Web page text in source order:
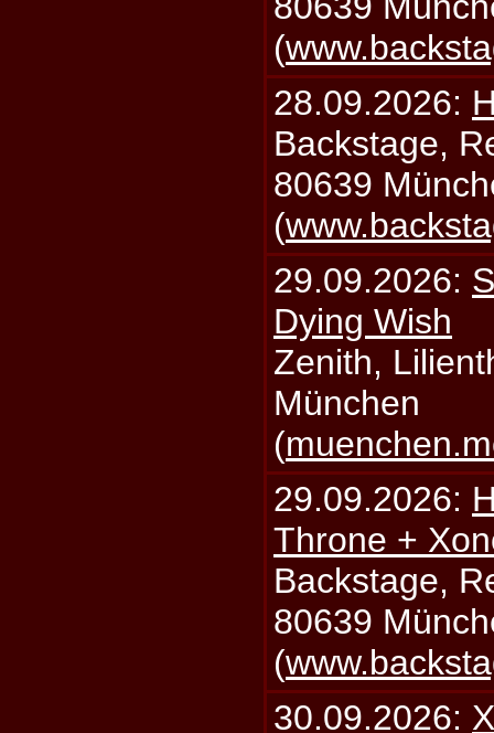
(
28.09.2026:
Backstage,
80639
(
29.09.2026:
Dying Wish
Zenith,
München
(
29.09.2026:
Throne +
Backstage,
80639
(
30.09.2026: